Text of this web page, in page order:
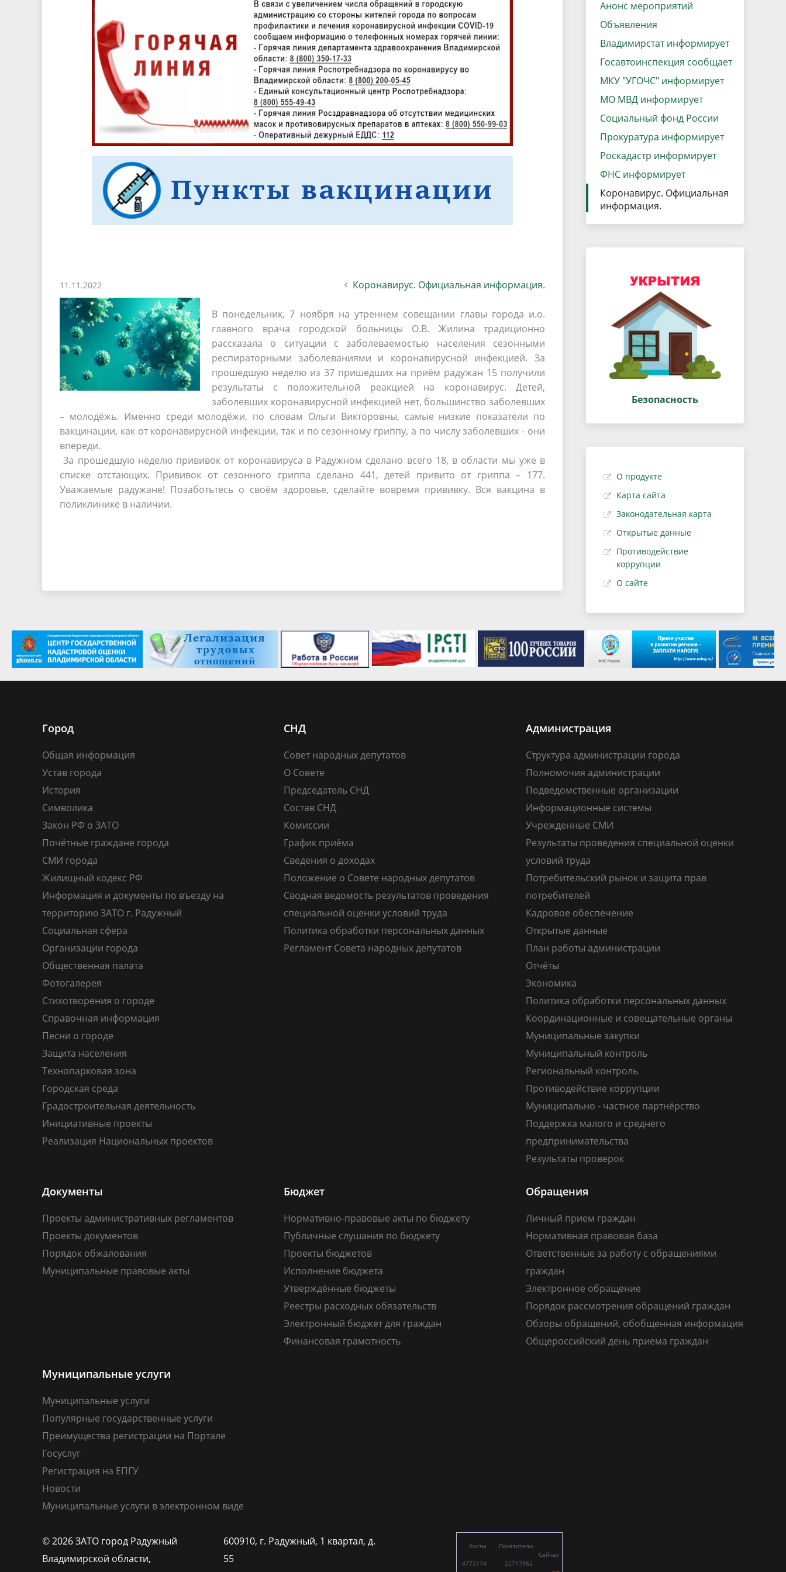
Песни о городе
Защита населения Технопарковая зона
Городская среда
Градостроительная деятельность
Инициативные проекты Реализация Национальных проектов
условий труда
Координационные и совещательные
Муниципальные закупки Муниципальный контроль
Региональный контроль
Противодействие коррупции
Муниципально - частное
партнёрство
Поддержка малого и среднего
Результаты проверок
11.11.2022 Коронавирус. Официальная информация.
В понедельник, 7 ноября на утреннем совещании главы города и.о.
главного врача городской больницы О.В. Жилина традиционно
рассказала о ситуации с заболеваемостью населения сезонными
респираторными заболеваниями и коронавирусной инфекцией. За
прошедшую неделю из 37 пришедших на приём радужан 15 получили
результаты с положительной реакцией на коронавирус. Детей,
заболевших коронавирусной инфекцией нет, большинство заболевших
– молодёжь. Именно среди молодёжи, по словам Ольги Викторовны, самые низкие показатели по
вакцинации, как от коронавирусной инфекции, так и по сезонному гриппу, а по числу заболевших - они
впереди.
За прошедшую неделю прививок от коронавируса в Радужном сделано всего 18, в области мы уже в
списке отстающих. Прививок от сезонного гриппа сделано 441, детей привито от гриппа – 177.
Уважаемые радужане! Позаботьтесь о своём здоровье, сделайте вовремя прививку. Вся вакцина в
поликлинике в наличии.
Анонс мероприятий
Объявления
Владимирстат информирует
Госавтоинспекция сообщает
МКУ "УГОЧС" информирует
МО МВД информирует
Социальный фонд России
Прокуратура информирует
Роскадастр информирует
ФНС информирует
Коронавирус. Официальная
информация.
Безопасность
О продукте
Карта сайта
Законодательная карта
Открытые данные
Противодействие
коррупции
О сайте
Город
Общая информация
Устав города
История
Символика
Закон РФ о ЗАТО
Почётные граждане города
СМИ города
Жилищный кодекс РФ
Информация и документы по въезду на
территорию ЗАТО г. Радужный
Социальная сфера
Организации города
Общественная палата
Фотогалерея
Стихотворения о городе
Справочная информация
Песни о городе
Защита населения
Технопарковая зона
Городская среда
Градостроительная деятельность
Инициативные проекты
Реализация Национальных проектов
СНД
Совет народных депутатов
О Совете
Председатель СНД
Состав СНД
Комиссии
График приёма
Сведения о доходах
Положение о Совете народных депутатов
Сводная ведомость результатов проведения
специальной оценки условий труда
Политика обработки персональных данных
Регламент Совета народных депутатов
Администрация
Структура администрации города
Полномочия администрации
Подведомственные организации
Информационные системы
Учрежденные СМИ
Результаты проведения специальной оценки
условий труда
Потребительский рынок и защита прав
потребителей
Кадровое обеспечение
Открытые данные
План работы администрации
Отчёты
Экономика
Политика обработки персональных данных
Координационные и совещательные органы
Муниципальные закупки
Муниципальный контроль
Региональный контроль
Противодействие коррупции
Муниципально - частное партнёрство
Поддержка малого и среднего
предпринимательства
Результаты проверок
Документы
Проекты административных регламентов
Проекты документов
Порядок обжалования
Муниципальные правовые акты
Бюджет
Нормативно-правовые акты по бюджету
Публичные слушания по бюджету
Проекты бюджетов
Исполнение бюджета
Утверждённые бюджеты
Реестры расходных обязательств
Электронный бюджет для граждан
Финансовая грамотность
Обращения
Личный прием граждан
Нормативная правовая база
Ответственные за работу с обращениями
граждан
Электронное обращение
Порядок рассмотрения обращений граждан
Обзоры обращений, обобщенная информация
Общероссийский день приема граждан
Муниципальные услуги
Муниципальные услуги
Популярные государственные услуги
Преимущества регистрации на Портале
Госуслуг
Регистрация на ЕПГУ
Новости
Муниципальные услуги в электронном виде
© 2026 ЗАТО город Радужный
Владимирской области,
600910, г. Радужный, 1 квартал, д.
55
Хосты
4772174
Посетители
22717362
Сейчас